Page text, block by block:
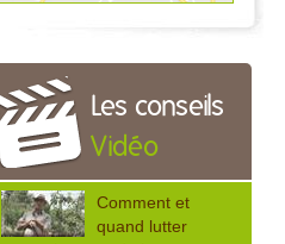
Les conseils
Vidéo
Comment et
quand lutter